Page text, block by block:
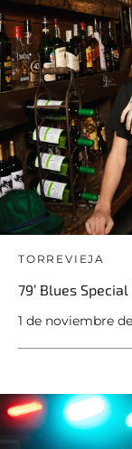
TORREVIEJA
79’ Blues
1 de noviembre